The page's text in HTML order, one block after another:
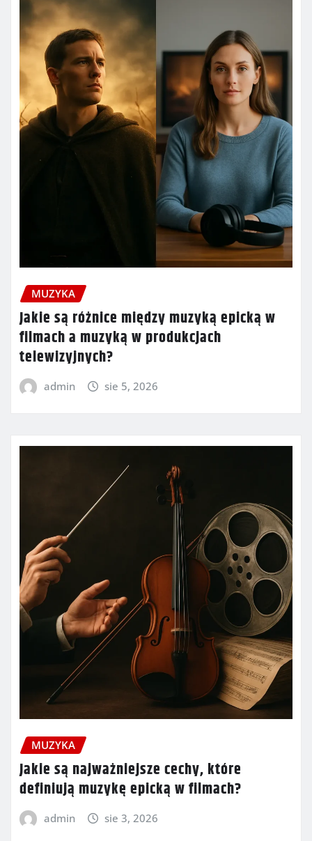
MUZYKA
Jakie są różnice między muzyką epicką w
filmach a muzyką w produkcjach
telewizyjnych?
admin sie 5, 2026
MUZYKA
Jakie są najważniejsze cechy, które
definiują muzykę epicką w filmach?
admin sie 3, 2026